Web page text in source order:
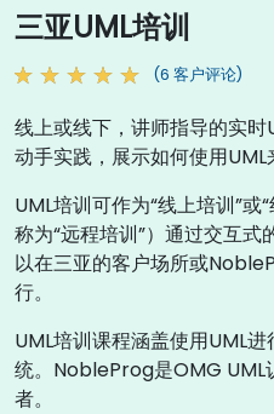
三亚UML培训
(6 客户评论)
线上或线下，讲师指导的实
动手实践，展示如何使用UML
UML培训可作为“线上培训”
称为“远程培训”）通过交互式
以在三亚的客户场所或
行。
UML培训课程涵盖使用UML
统。NobleProg是OMG UML
者。